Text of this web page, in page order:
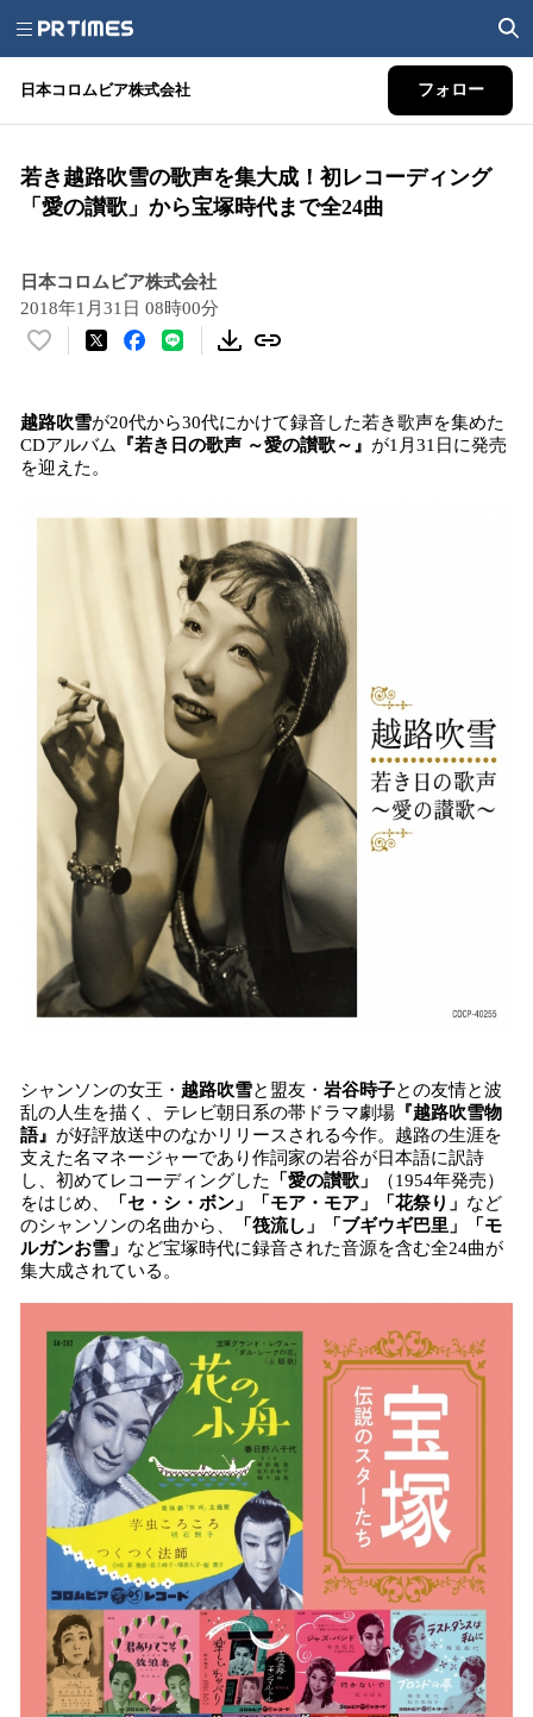
日本コロムビア株式会社 フォロー
若き越路吹雪の歌声を集大成！初レコーディング
「愛の讃歌」から宝塚時代まで全24曲
日本コロムビア株式会社
2018年1月31日 08時00分
い
！
数
を
越路吹雪が20代から30代にかけて録音した若き歌声を集めた
CDアルバム
『若き日の歌声 ～愛の讃歌～』 が1月31日に発売
を迎えた。
シャンソンの女王・ 越路吹雪と盟友・ 岩谷時子との友情と波
乱の人生を描く、テレビ朝日系の帯ドラマ劇場 『越路吹雪物
語』 が好評放送中のなかリリースされる今作。越路の生涯を
支えた名マネージャーであり作詞家の岩谷が日本語に訳詩
し、初めてレコーディングした
「愛の讃歌」
（1954年発売）
をはじめ、
「セ・シ・ボン」「モア・モア」「花祭り」 など
のシャンソンの名曲から、
「筏流し」「ブギウギ巴里」「モ
ルガンお雪」 など宝塚時代に録音された音源を含む全24曲が
集大成されている。